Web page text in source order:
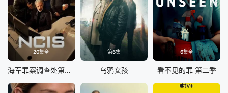
20集全
海军罪案调查处第二十三季
第6集
乌鸦女孩
6集全
看不见的罪 第二季